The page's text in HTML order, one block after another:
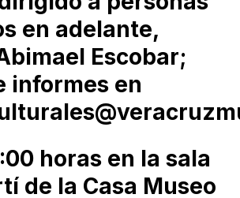
en adelante,
Escobar;
informes en
horas en la sala
de la Casa Museo